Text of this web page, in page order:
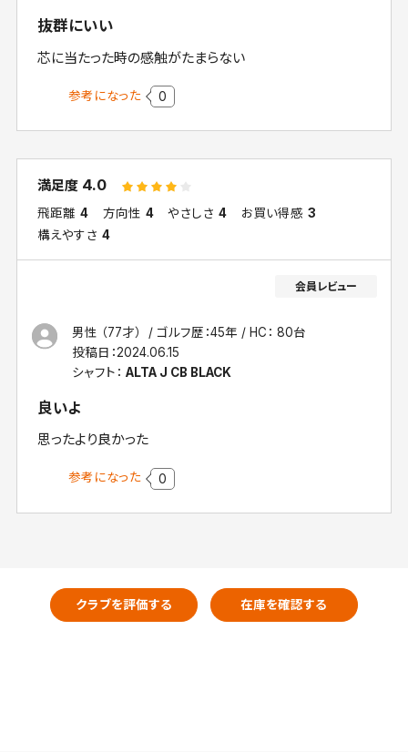
抜群にいい
芯に当たった時の感触がたまらない
参考になった 0
満足度 4.0
飛距離 4 方向性 4 やさしさ 4 お買い得感 3
構えやすさ 4
男性 （77才） ゴルフ歴：45年
HC： 80台
投稿日：2024.06.15
シャフト： ALTA J CB BLACK
良いよ
思ったより良かった
参考になった 0
クラブを評価する 在庫を確認する